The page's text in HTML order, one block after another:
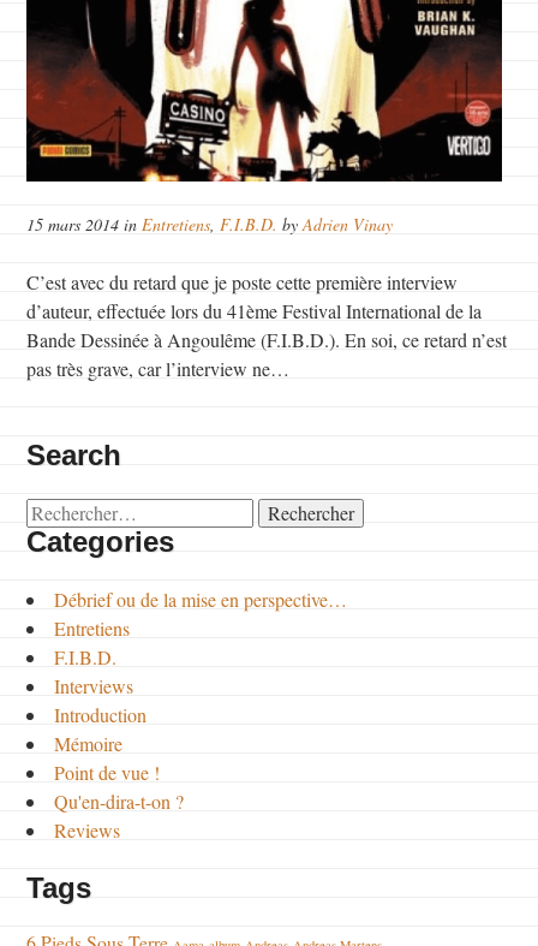
15 mars 2014 in Entretiens F.I.B.D. byAdrien Vinay
C’est avec du retard que je poste cette première interview
d’auteur, effectuée lors du 41ème Festival International de la
Bande Dessinée à Angoulême (F.I.B.D.). En soi, ce retard n’est
pas très grave, car l’interview ne…
Search
Rechercher :
Categories
Débrief ou de la mise en perspective…
Entretiens
F.I.B.D.
Interviews
Introduction
Mémoire
Point de vue !
Qu'en-dira-t-on ?
Reviews
Tags